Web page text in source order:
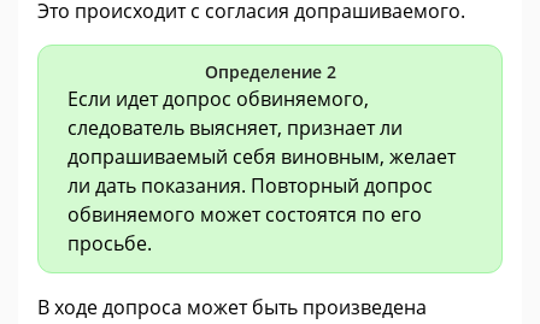
Это происходит с согласия допрашиваемого.
Определение 2
Если идет допрос обвиняемого,
следователь выясняет, признает ли
допрашиваемый себя виновным, желает
ли дать показания. Повторный допрос
обвиняемого может состоятся по его
просьбе.
В ходе допроса может быть произведена